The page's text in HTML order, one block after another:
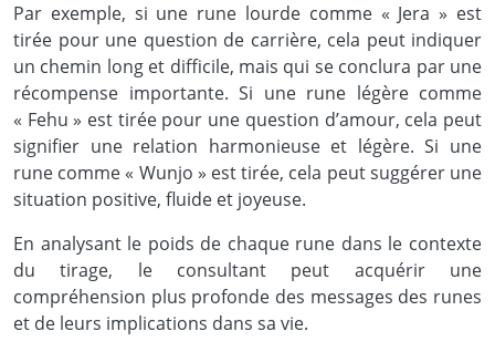
Par exemple, si une rune lourde comme « Jera » est
tirée pour une question de carrière, cela peut indiquer
un chemin long et difficile, mais qui se conclura par une
récompense importante. Si une rune légère comme
« Fehu » est tirée pour une question d’amour, cela peut
signifier une relation harmonieuse et légère. Si une
rune comme « Wunjo » est tirée, cela peut suggérer une
situation positive, fluide et joyeuse.
En analysant le poids de chaque rune dans le contexte
du tirage, le consultant peut acquérir une
compréhension plus profonde des messages des runes
et de leurs implications dans sa vie.